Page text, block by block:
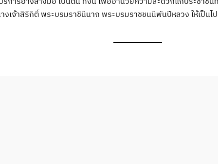
เจ้าสิริกิติ์ พระบรมราชินีนาถ พระบรมราชชนนีพันปีหลวง ให้เป็นไ